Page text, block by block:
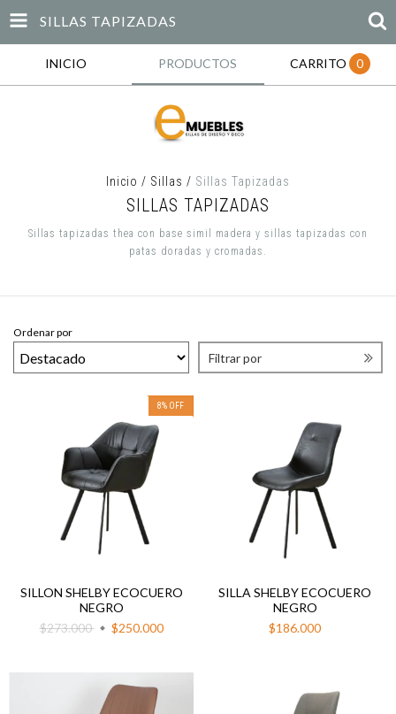
SILLAS TAPIZADAS
INICIO PRODUCTOS CARRITO 0
Inicio / Sillas / Sillas Tapizadas
SILLAS TAPIZADAS
Sillas tapizadas thea con base simil madera y sillas tapizadas con
patas doradas y cromadas.
Ordenar por
Filtrar por
8% OFF
SILLON SHELBY ECOCUERO
NEGRO
$273.000
$250.000
SILLA SHELBY ECOCUERO
NEGRO
$186.000